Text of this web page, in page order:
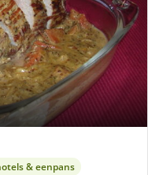
& eenpans